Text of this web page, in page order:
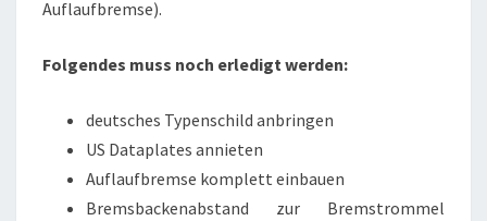
Auflaufbremse).
Folgendes muss noch erledigt werden:
deutsches Typenschild anbringen
US Dataplates annieten
Auflaufbremse komplett einbauen
Bremsbackenabstand zur Bremstrommel